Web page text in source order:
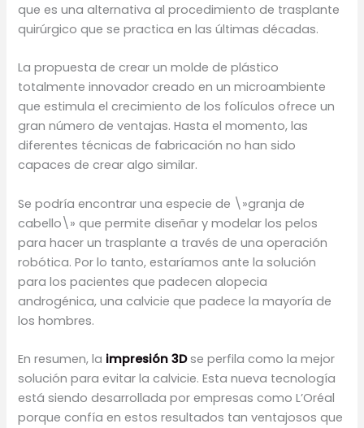
que es una alternativa al procedimiento de trasplante
quirúrgico que se practica en las últimas décadas.
La propuesta de crear un molde de plástico
totalmente innovador creado en un microambiente
que estimula el crecimiento de los folículos ofrece un
gran número de ventajas. Hasta el momento, las
diferentes técnicas de fabricación no han sido
capaces de crear algo similar.
Se podría encontrar una especie de \»granja de
cabello\» que permite diseñar y modelar los pelos
para hacer un trasplante a través de una operación
robótica. Por lo tanto, estaríamos ante la solución
para los pacientes que padecen alopecia
androgénica, una calvicie que padece la mayoría de
los hombres.
En resumen, la impresión 3Dse perfila como la mejor
solución para evitar la calvicie. Esta nueva tecnología
está siendo desarrollada por empresas como L’Oréal
porque confía en estos resultados tan ventajosos que